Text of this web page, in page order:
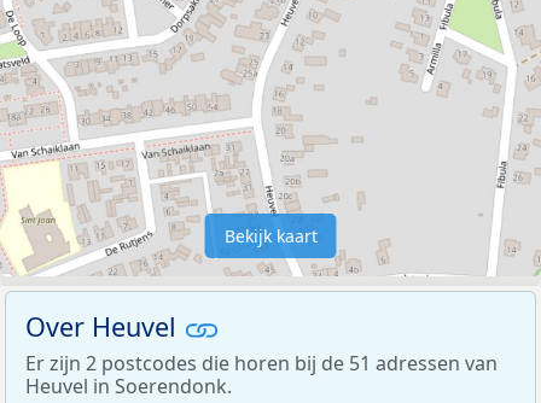
Bekijk kaart
Over Heuvel
Er zijn 2 postcodes die horen bij de 51 adressen van
Heuvel in Soerendonk.